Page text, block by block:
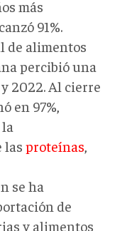
más
91%.
de alimentos
percibió una
2022. Al cierre
en 97%,
las proteínas
se ha
de
y alimentos